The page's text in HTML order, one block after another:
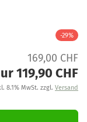
-29%
169,00 CHF
119,90 CHF
8.1% MwSt. zzgl. Versand